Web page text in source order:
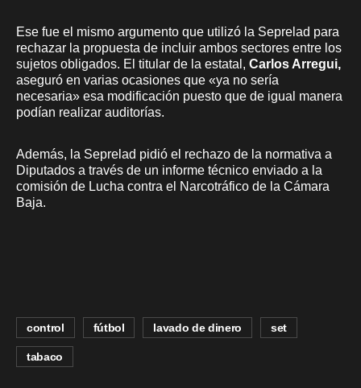
Ese fue el mismo argumento que utilizó la Seprelad para
rechazar la propuesta de incluir ambos sectores entre los
sujetos obligados. El titular de la estatal, Carlos Arregui,
aseguró en varias ocasiones que «ya no sería
necesaria» esa modificación puesto que de igual manera
podían realizar auditorías.
Además, la Seprelad pidió el rechazo de la normativa a
Diputados a través de un informe técnico enviado a la
comisión de Lucha contra el Narcotráfico de la Cámara
Baja.
control fútbol lavado de dinero set
tabaco